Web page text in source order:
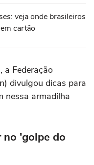
veja onde brasileiros
cartão
a Federação
divulgou dicas para
nessa armadilha
no 'golpe do